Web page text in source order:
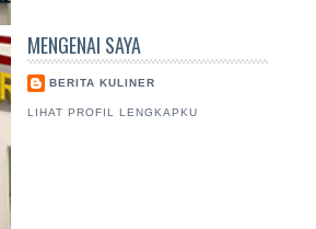
MENGENAI SAYA
BERITA KULINER
LIHAT PROFIL LENGKAPKU